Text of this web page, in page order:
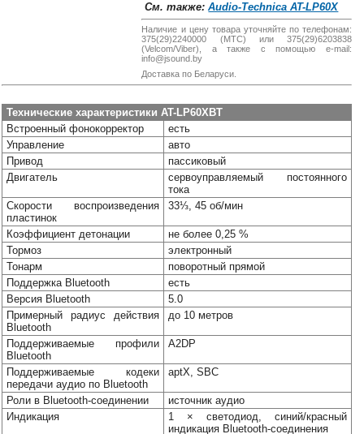
соцсетях:
См. также:Audio-Technica AT-LP60X
Наличие и цену товара уточняйте по телефонам:
375(29)2240000 (МТС) или 375(29)6203838
(Velcom/Viber), а также с помощью e-mail:
info@jsound.by
Доставка по Беларуси.
Технические характеристики AT-LP60XBT
Встроенный фонокорректор
есть
Управление
авто
Привод
пассиковый
Двигатель
сервоуправляемый постоянного
тока
Скорости воспроизведения
пластинок
33⅓, 45 об/мин
Коэффициент детонации
не более 0,25 %
Тормоз
электронный
Тонарм
поворотный прямой
Поддержка Bluetooth
есть
Версия Bluetooth
5.0
Примерный радиус действия
Bluetooth
до 10 метров
Поддерживаемые профили
Bluetooth
A2DP
Поддерживаемые кодеки
передачи аудио по Bluetooth
aptX, SBC
Роли в Bluetooth-соединении
источник аудио
Индикация
1 × светодиод, синий/красный
индикация Bluetooth-соединения